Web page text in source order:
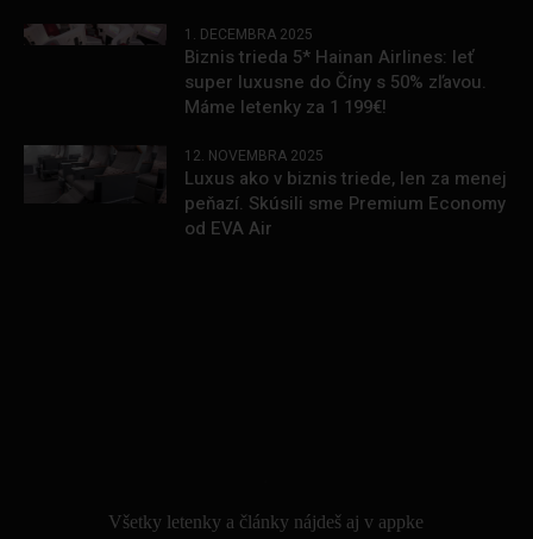
1. DECEMBRA 2025
Biznis trieda 5* Hainan Airlines: leť
super luxusne do Číny s 50% zľavou.
Máme letenky za 1 199€!
12. NOVEMBRA 2025
Luxus ako v biznis triede, len za menej
peňazí. Skúsili sme Premium Economy
od EVA Air
Všetky letenky a články nájdeš aj v appke